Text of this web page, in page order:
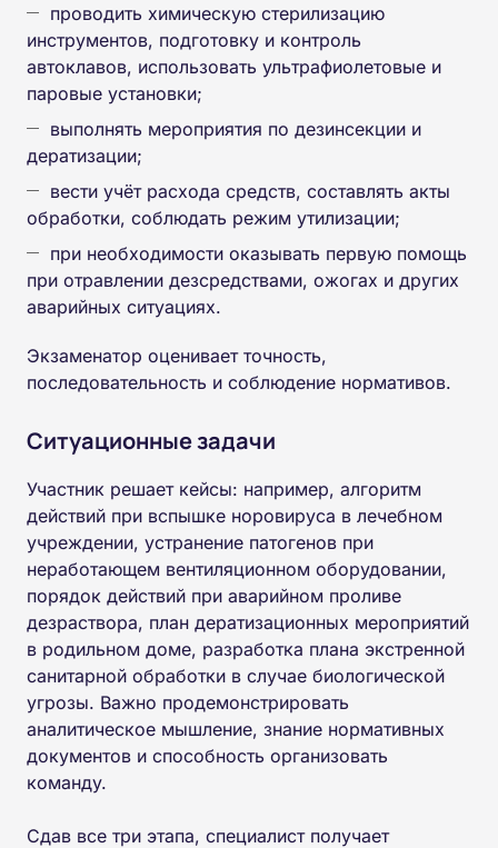
проводить химическую стерилизацию
инструментов, подготовку и контроль
автоклавов, использовать ультрафиолетовые и
паровые установки;
выполнять мероприятия по дезинсекции и
дератизации;
вести учёт расхода средств, составлять акты
обработки, соблюдать режим утилизации;
при необходимости оказывать первую помощь
при отравлении дезсредствами, ожогах и других
аварийных ситуациях.
Экзаменатор оценивает точность,
последовательность и соблюдение нормативов.
Ситуационные задачи
Участник решает кейсы: например, алгоритм
действий при вспышке норовируса в лечебном
учреждении, устранение патогенов при
неработающем вентиляционном оборудовании,
порядок действий при аварийном проливе
дезраствора, план дератизационных мероприятий
в родильном доме, разработка плана экстренной
санитарной обработки в случае биологической
угрозы. Важно продемонстрировать
аналитическое мышление, знание нормативных
документов и способность организовать
команду.
Сдав все три этапа, специалист получает